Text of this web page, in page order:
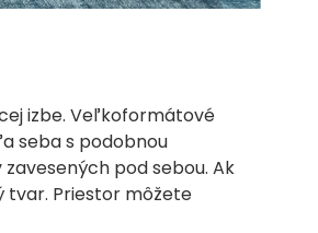
izbe. Veľkoformátové
seba s podobnou
pod sebou. Ak
tvar. Priestor môžete